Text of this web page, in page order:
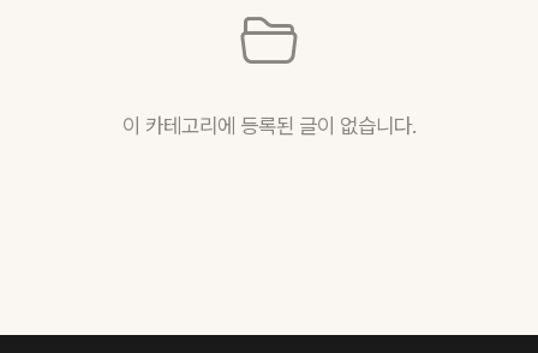
이 카테고리에 등록된 글이 없습니다.